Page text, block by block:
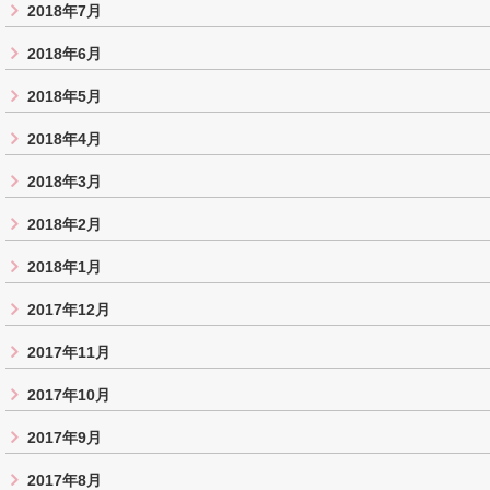
2018年7月
2018年6月
2018年5月
2018年4月
2018年3月
2018年2月
2018年1月
2017年12月
2017年11月
2017年10月
2017年9月
2017年8月